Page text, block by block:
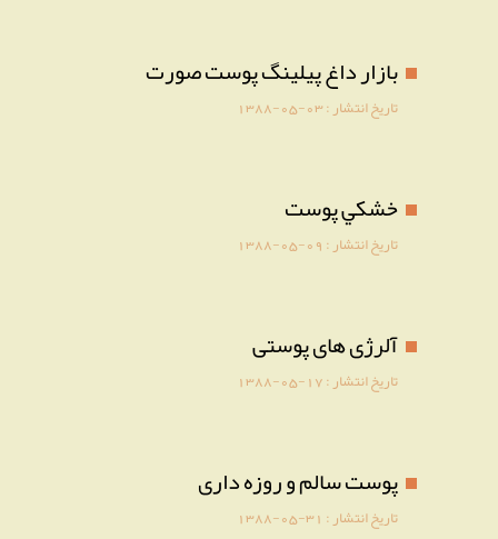
بازار داغ پیلینگ پوست صورت
تاریخ انتشار :1388-05-03
خشكي پوست
تاریخ انتشار :1388-05-09
آلرژی های پوستی
تاریخ انتشار :1388-05-17
پوست سالم و روزه داری
تاریخ انتشار : 1388-05-31